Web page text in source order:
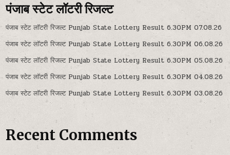
पंजाब स्टेट लॉटरी रिजल्ट
पंजाब स्टेट लॉटरी रिजल्ट Punjab State Lottery Result 6.30PM 07.08.26
पंजाब स्टेट लॉटरी रिजल्ट Punjab State Lottery Result 6.30PM 06.08.26
पंजाब स्टेट लॉटरी रिजल्ट Punjab State Lottery Result 6.30PM 05.08.26
पंजाब स्टेट लॉटरी रिजल्ट Punjab State Lottery Result 6.30PM 04.08.26
पंजाब स्टेट लॉटरी रिजल्ट Punjab State Lottery Result 6.30PM 03.08.26
Recent Comments